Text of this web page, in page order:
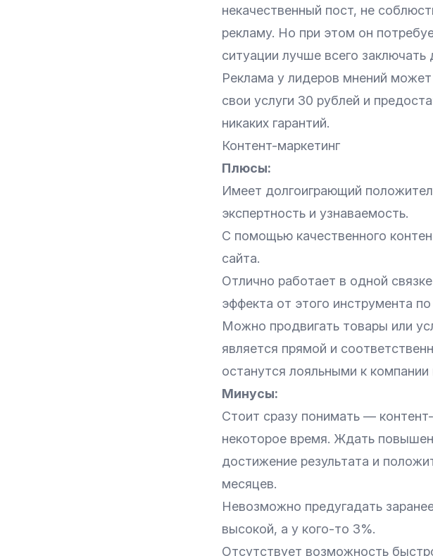
некачественный пост, не
рекламу. Но при этом он
ситуации лучше всего заключать
Реклама у лидеров мнений
свои услуги 30 рублей и
никаких гарантий.
Контент-маркетинг
Плюсы:
Имеет долгоиграющий
экспертность и узнаваемость.
С помощью качественного
сайта.
Отлично работает в одной
эффекта от этого инструмента
Можно продвигать товары или
является прямой и
останутся лояльными к
Минусы:
Стоит сразу понимать —
некоторое время. Ждать
достижение результата и
месяцев.
Невозможно предугадать
высокой, а у кого-то 3%.
Отсутствует возможность